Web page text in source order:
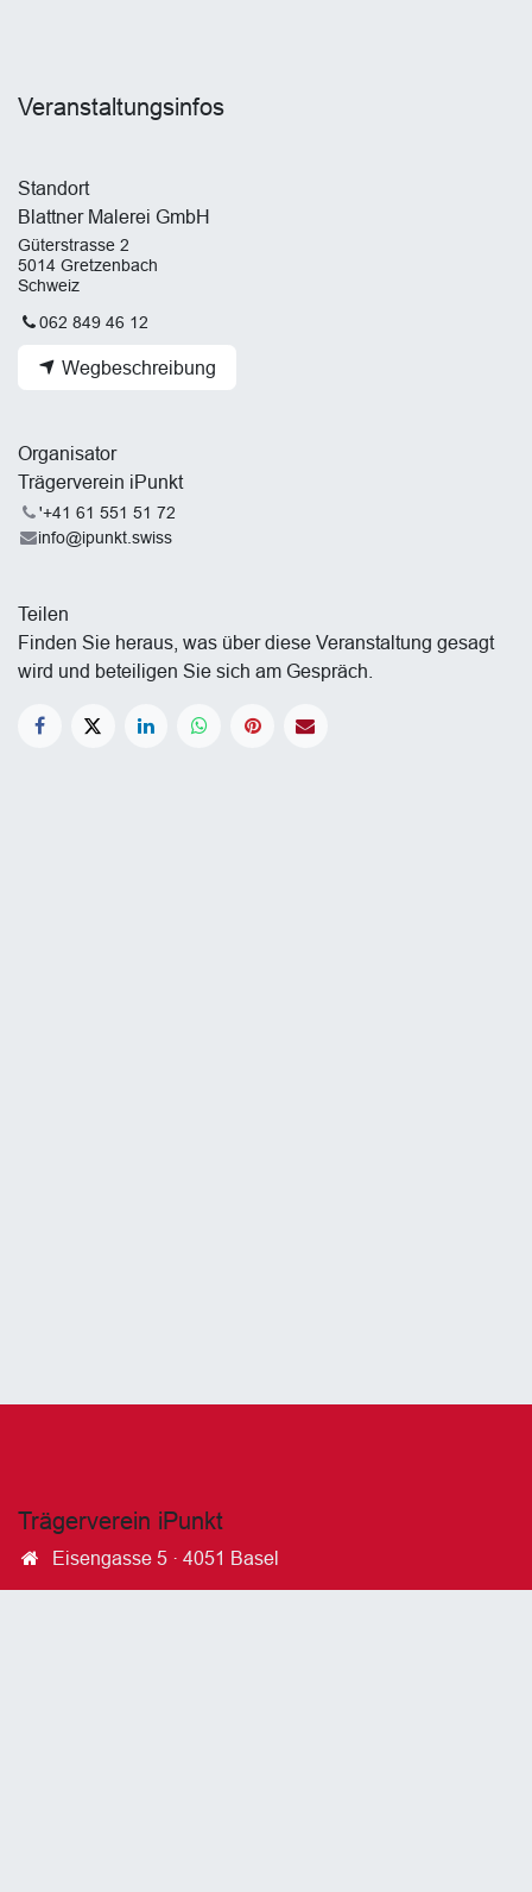
Veranstaltungsinfos
Standort
Blattner Malerei GmbH
Güterstrasse 2
5014 Gretzenbach
Schweiz
062 849 46 12
Wegbeschreibung
Organisator
Trägerverein iPunkt
'+41 61 551 51 72
info@ipunkt.swiss
Teilen
Finden Sie heraus, was über diese Veranstaltung gesagt
wird und beteiligen Sie sich am Gespräch.
Trägerverein iPunkt
Eisengasse 5 · 4051 Basel